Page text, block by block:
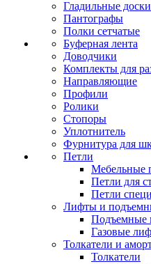
Гладильные доски
Пантографы
Полки сетчатые
Буферная лента
Доводчики
Комплекты для
Направляющие
Профили
Ролики
Стопоры
Уплотнитель
Фурнитура для
Петли
Мебельные
Петли для
Петли
Лифты и
Подъемные
Газовые
Толкатели и
Толкатели